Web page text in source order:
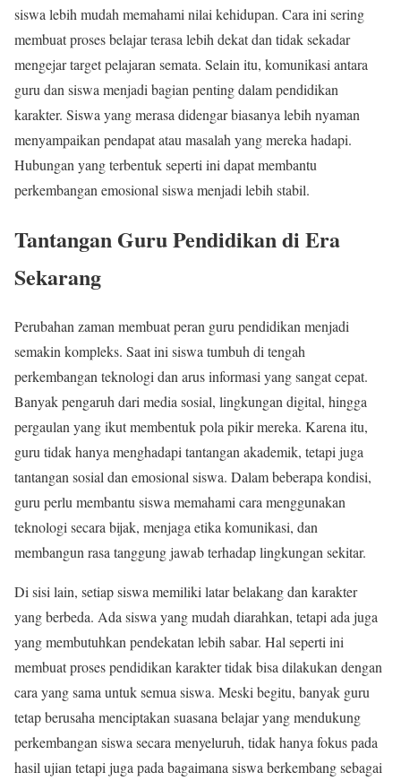
siswa lebih mudah memahami nilai kehidupan. Cara ini sering
membuat proses belajar terasa lebih dekat dan tidak sekadar
mengejar target pelajaran semata. Selain itu, komunikasi antara
guru dan siswa menjadi bagian penting dalam pendidikan
karakter. Siswa yang merasa didengar biasanya lebih nyaman
menyampaikan pendapat atau masalah yang mereka hadapi.
Hubungan yang terbentuk seperti ini dapat membantu
perkembangan emosional siswa menjadi lebih stabil.
Tantangan Guru Pendidikan di Era
Sekarang
Perubahan zaman membuat peran guru pendidikan menjadi
semakin kompleks. Saat ini siswa tumbuh di tengah
perkembangan teknologi dan arus informasi yang sangat cepat.
Banyak pengaruh dari media sosial, lingkungan digital, hingga
pergaulan yang ikut membentuk pola pikir mereka. Karena itu,
guru tidak hanya menghadapi tantangan akademik, tetapi juga
tantangan sosial dan emosional siswa. Dalam beberapa kondisi,
guru perlu membantu siswa memahami cara menggunakan
teknologi secara bijak, menjaga etika komunikasi, dan
membangun rasa tanggung jawab terhadap lingkungan sekitar.
Di sisi lain, setiap siswa memiliki latar belakang dan karakter
yang berbeda. Ada siswa yang mudah diarahkan, tetapi ada juga
yang membutuhkan pendekatan lebih sabar. Hal seperti ini
membuat proses pendidikan karakter tidak bisa dilakukan dengan
cara yang sama untuk semua siswa. Meski begitu, banyak guru
tetap berusaha menciptakan suasana belajar yang mendukung
perkembangan siswa secara menyeluruh, tidak hanya fokus pada
hasil ujian tetapi juga pada bagaimana siswa berkembang sebagai